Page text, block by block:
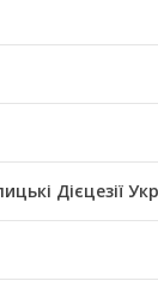
Дієцезії